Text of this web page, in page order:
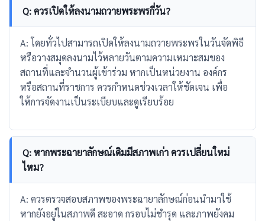
Q: ควรเปิดให้ลงนามถวายพระพรกี่วัน?
A: โดยทั่วไปสามารถเปิดให้ลงนามถวายพระพรในวันจัดพิธี
หรือวางสมุดลงนามไว้หลายวันตามความเหมาะสมของ
สถานที่และจำนวนผู้เข้าร่วม หากเป็นหน่วยงาน องค์กร
หรือสถานที่ราชการ ควรกำหนดช่วงเวลาให้ชัดเจน เพื่อ
ให้การจัดงานเป็นระเบียบและดูเรียบร้อย
Q: หากพระฉายาลักษณ์เดิมมีสภาพเก่า ควรเปลี่ยนใหม่
ไหม?
A: ควรตรวจสอบสภาพของพระฉายาลักษณ์ก่อนนำมาใช้
หากยังอยู่ในสภาพดี สะอาด กรอบไม่ชำรุด และภาพยังคม